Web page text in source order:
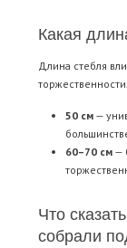
Какая
Длина стебля
торжественности.
50 см —
60–70 см —
Что
собрали